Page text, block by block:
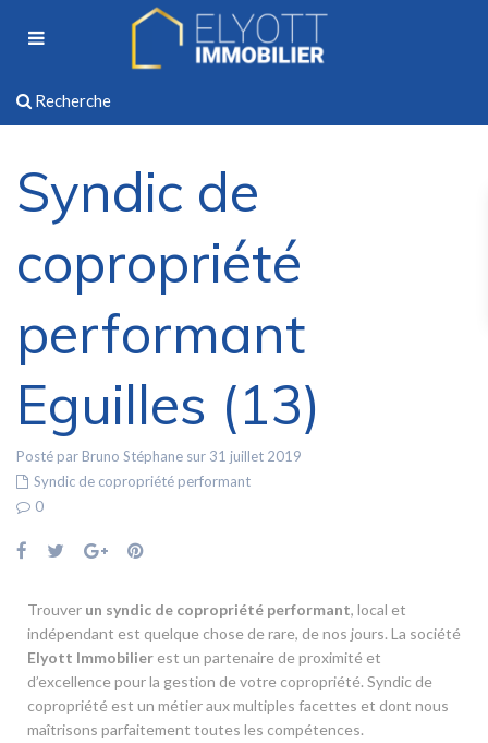
Recherche
Syndic de
copropriété
performant
Eguilles (13)
Posté par Bruno Stéphane sur 31 juillet 2019
Syndic de copropriété performant
0
Trouver un syndic de copropriété performant, local et
indépendant est quelque chose de rare, de nos jours. La société
Elyott Immobilier est un partenaire de proximité et
d’excellence pour la gestion de votre copropriété. Syndic de
copropriété est un métier aux multiples facettes et dont nous
maîtrisons parfaitement toutes les compétences.